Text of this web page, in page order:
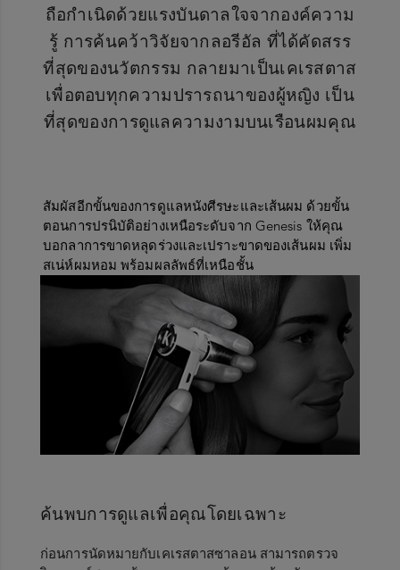
ถือกำเนิดด้วยแรงบันดาลใจจากองค์ความ
รู้ การค้นคว้าวิจัยจากลอรีอัล ที่ได้คัดสรร
ที่สุดของนวัตกรรม กลายมาเป็นเคเรสตาส
เพื่อตอบทุกความปรารถนาของผู้หญิง เป็น
ที่สุดของการดูแลความงามบนเรือนผมคุณ
สัมผัสอีกขั้นของการดูแลหนังศีรษะและเส้นผม ด้วยขั้น
ตอนการปรนิบัติอย่างเหนือระดับจาก Genesis ให้คุณ
บอกลาการขาดหลุดร่วงและเปราะขาดของเส้นผม เพิ่ม
สเน่ห์ผมหอม พร้อมผลลัพธ์ที่เหนือชั้น
ค้นพบการดูแลเพื่อคุณโดยเฉพาะ
ก่อนการนัดหมายกับเคเรสตาสซาลอน สามารถตรวจ